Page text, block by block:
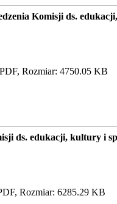
Komisji ds.
Rozmiar: 4750.05 KB
ds. edukacji, kultury i
Rozmiar: 6285.29 KB